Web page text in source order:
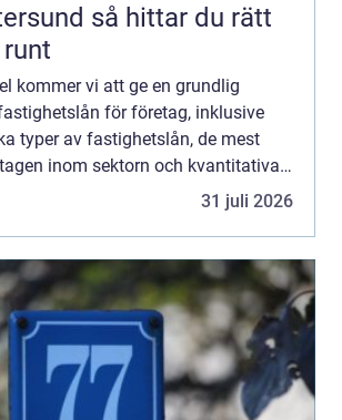
hittar du rätt
kommer vi att ge en grundlig
för företag, inklusive
typer av fastighetslån, de mest
inom sektorn och kvantitativa
att ge en klar bild av marknaden. Vi
31 juli 2026